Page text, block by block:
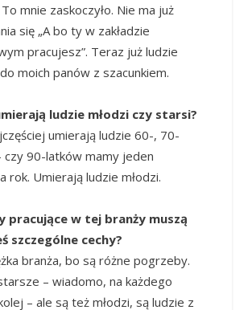
mnie zaskoczyło. Nie ma już
się „A bo ty w zakładzie
pracujesz”. Teraz już ludzie
moich panów z szacunkiem.
ludzie młodzi czy starsi?
umierają ludzie 60-, 70-
czy 90-latków mamy jeden
rok. Umierają ludzie młodzi.
pracujące w tej branży muszą
szczególne cechy?
branża, bo są różne pogrzeby.
– wiadomo, na każdego
– ale są też młodzi, są ludzie z